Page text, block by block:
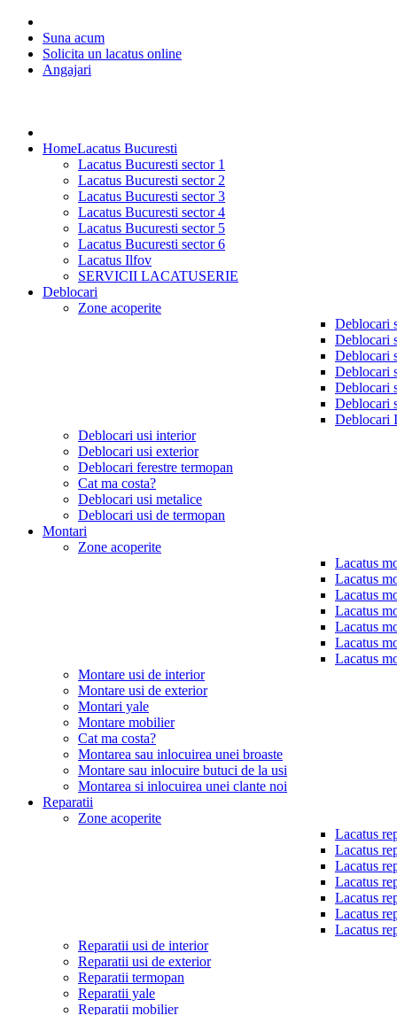
Suna acum
Solicita un lacatus online
Angajari
HomeLacatus Bucuresti
Lacatus Bucuresti sector 1
Lacatus Bucuresti sector 2
Lacatus Bucuresti sector 3
Lacatus Bucuresti sector 4
Lacatus Bucuresti sector 5
Lacatus Bucuresti sector 6
Lacatus Ilfov
SERVICII LACATUSERIE
Deblocari
Zone acoperite
Deblocari
Deblocari
Deblocari
Deblocari
Deblocari
Deblocari
Deblocari
Deblocari usi interior
Deblocari usi exterior
Deblocari ferestre termopan
Cat ma costa?
Deblocari usi metalice
Deblocari usi de termopan
Montari
Zone acoperite
Lacatus
Lacatus
Lacatus
Lacatus
Lacatus
Lacatus
Lacatus
Montare usi de interior
Montare usi de exterior
Montari yale
Montare mobilier
Cat ma costa?
Montarea sau inlocuirea unei broaste
Montare sau inlocuire butuci de la usi
Montarea si inlocuirea unei clante noi
Reparatii
Zone acoperite
Lacatus
Lacatus
Lacatus
Lacatus
Lacatus
Lacatus
Lacatus
Reparatii usi de interior
Reparatii usi de exterior
Reparatii termopan
Reparatii yale
Reparatii mobilier